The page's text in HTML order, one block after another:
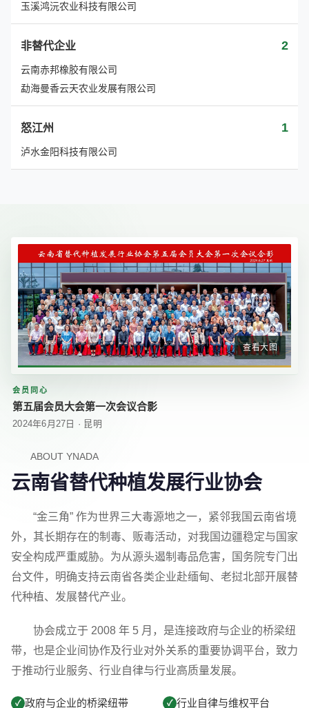
玉溪鸿沅农业科技有限公司
非替代企业 2
云南赤邦橡胶有限公司
勐海曼香云天农业发展有限公司
怒江州 1
泸水金阳科技有限公司
查看大图
会员同心
第五届会员大会第一次会议合影
2024年6月27日 · 昆明
ABOUT YNADA
云南省替代种植发展行业协会
“金三角” 作为世界三大毒源地之一，紧邻我国云南省境
外，其长期存在的制毒、贩毒活动，对我国边疆稳定与国家
安全构成严重威胁。为从源头遏制毒品危害，国务院专门出
台文件，明确支持云南省各类企业赴缅甸、老挝北部开展替
代种植、发展替代产业。
协会成立于 2008 年 5 月，是连接政府与企业的桥梁纽
带，也是企业间协作及行业对外关系的重要协调平台，致力
于推动行业服务、行业自律与行业高质量发展。
✓ 政府与企业的桥梁纽带 ✓ 行业自律与维权平台